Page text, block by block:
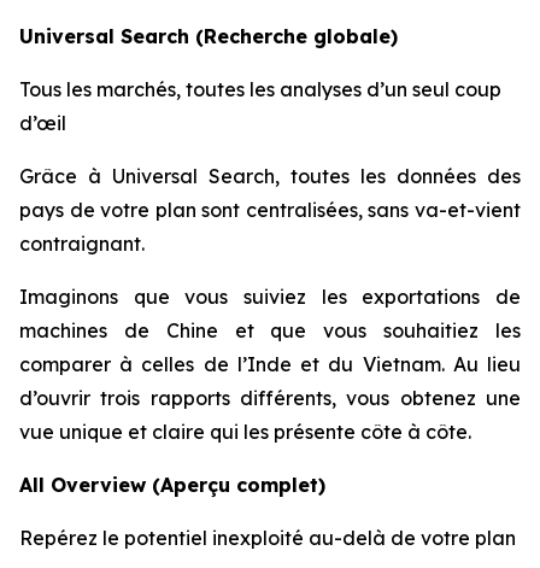
Universal Search (Recherche globale)
Tous les marchés, toutes les analyses d’un seul coup
d’œil
Grâce à Universal Search, toutes les données des
pays de votre plan sont centralisées, sans va-et-vient
contraignant.
Imaginons que vous suiviez les exportations de
machines de Chine et que vous souhaitiez les
comparer à celles de l’Inde et du Vietnam. Au lieu
d’ouvrir trois rapports différents, vous obtenez une
vue unique et claire qui les présente côte à côte.
All Overview (Aperçu complet)
Repérez le potentiel inexploité au-delà de votre plan